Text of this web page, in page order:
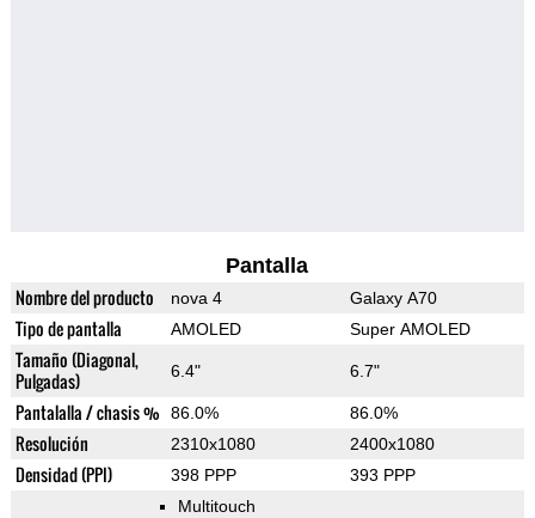
Pantalla
Nombre del producto nova 4 Galaxy A70
Tipo de pantalla AMOLED Super AMOLED
Tamaño (Diagonal,
Pulgadas)
6.4" 6.7"
Pantalalla / chasis % 86.0% 86.0%
Resolución 2310x1080 2400x1080
Densidad (PPI) 398 PPP
393 PPP
Multitouch